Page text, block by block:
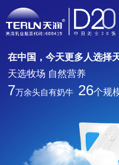
在中国，今天更多人选择
天选牧场 自然营养
7万余头自有奶牛 26个规